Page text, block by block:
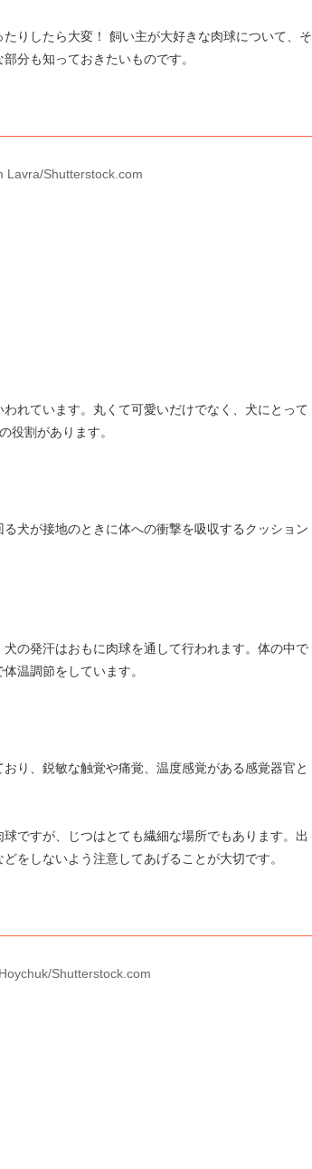
りしたら大変！ 飼い主が大好きな肉球について、そ
分も知っておきたいものです。
Lavra/Shutterstock.com
れています。丸くて可愛いだけでなく、犬にとって
役割があります。
犬が接地のときに体への衝撃を吸収するクッション
の発汗はおもに肉球を通して行われます。体の中で
温調節をしています。
り、鋭敏な触覚や痛覚、温度感覚がある感覚器官と
ですが、じつはとても繊細な場所でもあります。出
をしないよう注意してあげることが大切です。
Shutterstock.com